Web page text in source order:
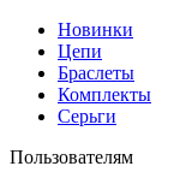
Новинки
Цепи
Браслеты
Комплекты
Серьги
Пользователям